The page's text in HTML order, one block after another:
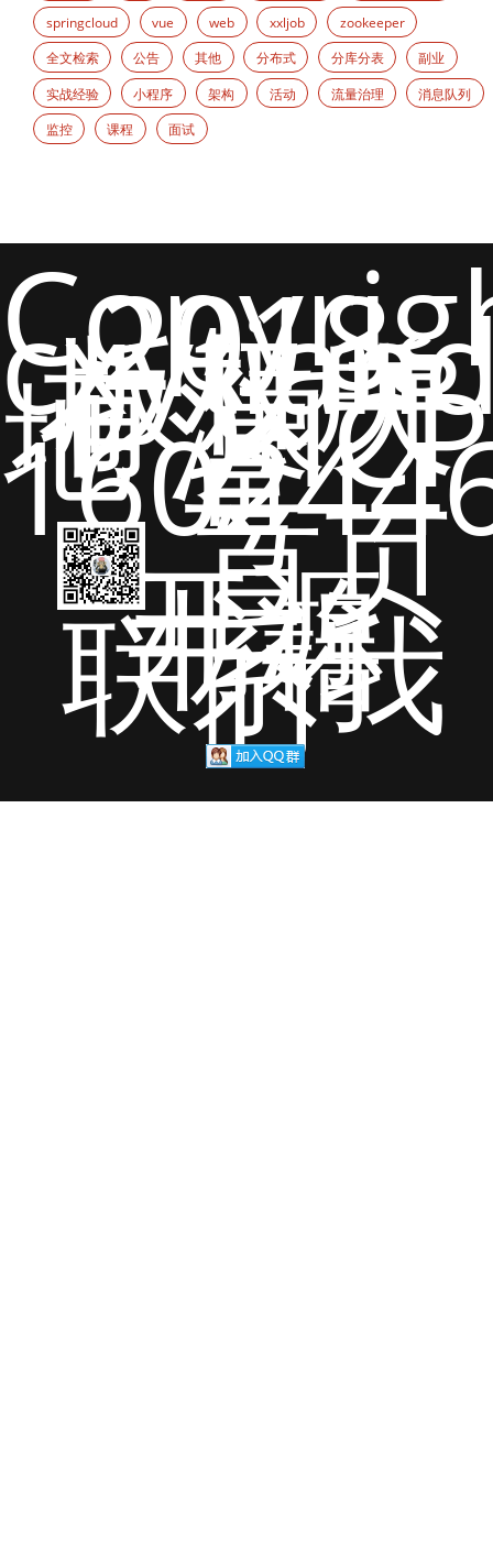
springcloud vue web xxljob zookeeper
全文检索 公告 其他 分布式 分库分表 副业
实战经验 小程序 架构 活动 流量治理 消息队列
监控 课程 面试
2018
版权所
有 猿天
地 沪ICP
备
号
首页
开源
书籍
联系我
们